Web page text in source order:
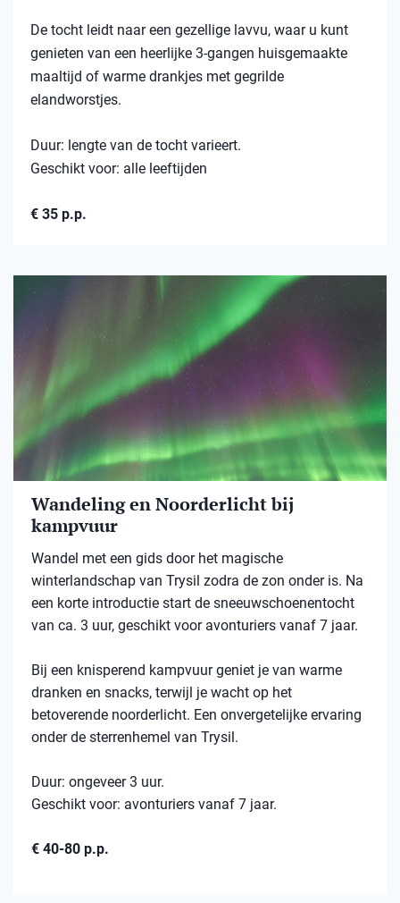
De tocht leidt naar een gezellige lavvu, waar u kunt
genieten van een heerlijke 3-gangen huisgemaakte
maaltijd of warme drankjes met gegrilde
elandworstjes.
Duur: lengte van de tocht varieert.
Geschikt voor: alle leeftijden
€ 35 p.p.
Wandeling en Noorderlicht bij
kampvuur
Wandel met een gids door het magische
winterlandschap van Trysil zodra de zon onder is. Na
een korte introductie start de sneeuwschoenentocht
van ca. 3 uur, geschikt voor avonturiers vanaf 7 jaar.
Bij een knisperend kampvuur geniet je van warme
dranken en snacks, terwijl je wacht op het
betoverende noorderlicht. Een onvergetelijke ervaring
onder de sterrenhemel van Trysil.
Duur: ongeveer 3 uur.
Geschikt voor: avonturiers vanaf 7 jaar.
€ 40-80 p.p.